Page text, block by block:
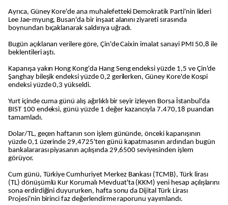
Ayrıca, Güney Kore'de ana muhalefetteki Demokratik Parti'nin lideri
Lee Jae-myung, Busan'da bir inşaat alanını ziyareti sırasında
boynundan bıçaklanarak saldırıya uğradı.
Bugün açıklanan verilere göre, Çin'de Caixin imalat sanayi PMI 50,8 ile
beklentileri aştı.
Kapanışa yakın Hong Kong'da Hang Seng endeksi yüzde 1,5 ve Çin'de
Şanghay bileşik endeksi yüzde 0,2 gerilerken, Güney Kore'de Kospi
endeksi yüzde 0,3 yükseldi.
Yurt içinde cuma günü alış ağırlıklı bir seyir izleyen Borsa İstanbul'da
BIST 100 endeksi, günü yüzde 1 değer kazancıyla 7.470,18 puandan
tamamladı.
Dolar/TL, geçen haftanın son işlem gününde, önceki kapanışının
yüzde 0,1 üzerinde 29,4725'ten günü kapatmasının ardından bugün
bankalararası piyasanın açılışında 29,6500 seviyesinden işlem
görüyor.
Cum günü, Türkiye Cumhuriyet Merkez Bankası (TCMB), Türk lirası
(TL) dönüşümlü Kur Korumalı Mevduat'ta (KKM) yeni hesap açılışlarını
sona erdirdiğini duyururken, hafta sonu da Dijital Türk Lirası
Projesi'nin birinci faz değerlendirme raporunu yayımlandı.